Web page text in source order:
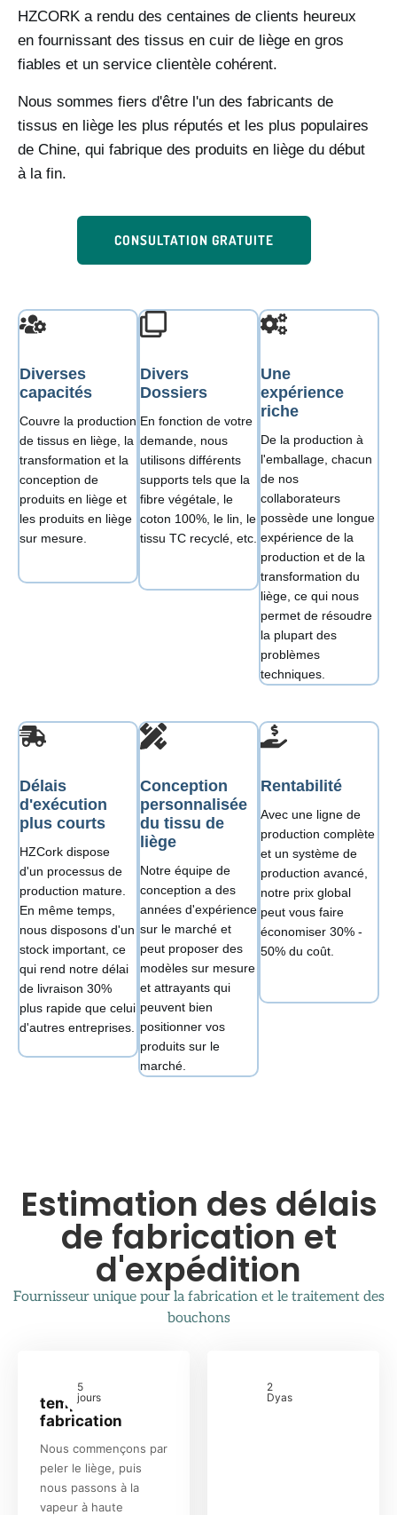
HZCORK a rendu des centaines de clients heureux
en fournissant des tissus en cuir de liège en gros
fiables et un service clientèle cohérent.
Nous sommes fiers d'être l'un des fabricants de
tissus en liège les plus réputés et les plus populaires
de Chine, qui fabrique des produits en liège du début
à la fin.
CONSULTATION GRATUITE
Diverses
capacités
Couvre la production
de tissus en liège, la
transformation et la
conception de
produits en liège et
les produits en liège
sur mesure.
Divers
Dossiers
En fonction de votre
demande, nous
utilisons différents
supports tels que la
fibre végétale, le
coton 100%, le lin, le
tissu TC recyclé, etc.
Une
expérience
riche
De la production à
l'emballage, chacun
de nos
collaborateurs
possède une longue
expérience de la
production et de la
transformation du
liège, ce qui nous
permet de résoudre
la plupart des
problèmes
techniques.
Délais
d'exécution
plus courts
HZCork dispose
d'un processus de
production mature.
En même temps,
nous disposons d'un
stock important, ce
qui rend notre délai
de livraison 30%
plus rapide que celui
d'autres entreprises.
Conception
personnalisée
du tissu de
liège
Notre équipe de
conception a des
années d'expérience
sur le marché et
peut proposer des
modèles sur mesure
et attrayants qui
peuvent bien
positionner vos
produits sur le
marché.
Rentabilité
Avec une ligne de
production complète
et un système de
production avancé,
notre prix global
peut vous faire
économiser 30% -
50% du coût.
Estimation des délais
de fabrication et
d'expédition
Fournisseur unique pour la fabrication et le traitement des
bouchons
5
jours
temps de
fabrication
Nous commençons par
peler le liège, puis
nous passons à la
vapeur à haute
2
Dyas